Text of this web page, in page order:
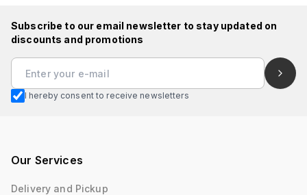
Subscribe to our email newsletter to stay updated on
discounts and promotions
I hereby consent to receive newsletters
Our Services
Delivery and Pickup